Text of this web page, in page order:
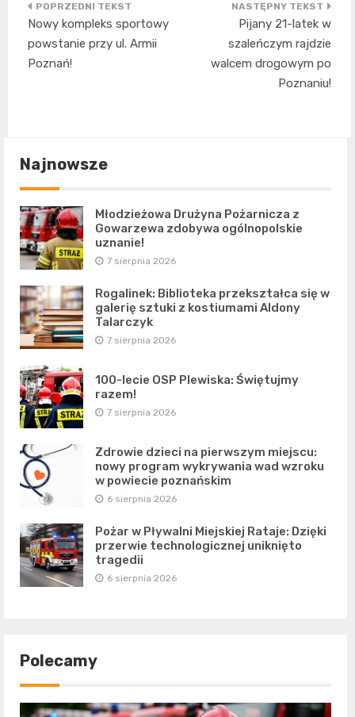
Nawigacja
wpisu
Nowy kompleks sportowy
powstanie przy ul. Armii
Poznań!
Pijany 21-latek w
szaleńczym rajdzie
walcem drogowym po
Poznaniu!
Najnowsze
Młodzieżowa Drużyna Pożarnicza z
Gowarzewa zdobywa ogólnopolskie
uznanie!
7 sierpnia 2026
Rogalinek: Biblioteka przekształca się w
galerię sztuki z kostiumami Aldony
Talarczyk
7 sierpnia 2026
100-lecie OSP Plewiska: Świętujmy
razem!
7 sierpnia 2026
Zdrowie dzieci na pierwszym miejscu:
nowy program wykrywania wad wzroku
w powiecie poznańskim
6 sierpnia 2026
Pożar w Pływalni Miejskiej Rataje: Dzięki
przerwie technologicznej uniknięto
tragedii
6 sierpnia 2026
Polecamy